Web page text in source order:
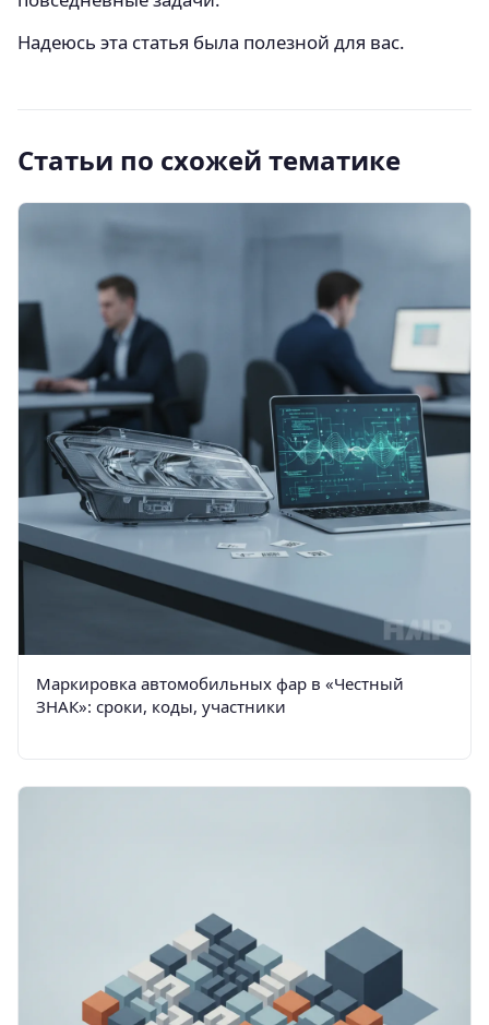
Надеюсь эта статья была полезной для вас.
Статьи по схожей тематике
Маркировка автомобильных фар в «Честный
ЗНАК»: сроки, коды, участники